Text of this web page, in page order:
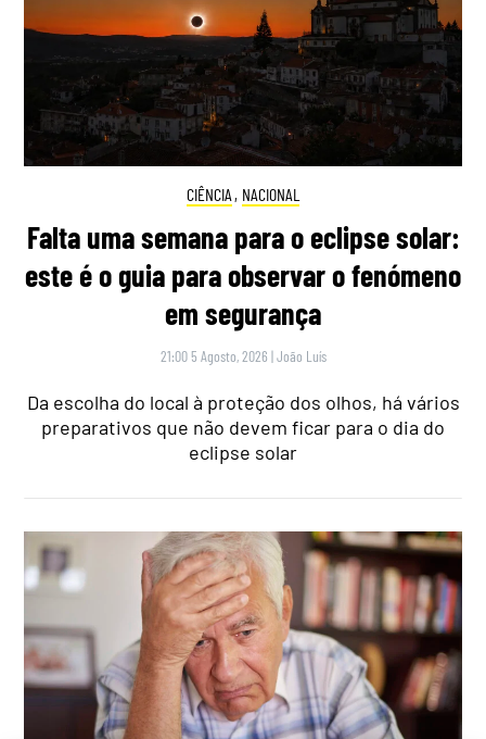
CIÊNCIA , NACIONAL
Falta uma semana para o eclipse solar:
este é o guia para observar o fenómeno
em segurança
21:00 5 Agosto, 2026 |João Luís
Da escolha do local à proteção dos olhos, há vários
preparativos que não devem ficar para o dia do
eclipse solar